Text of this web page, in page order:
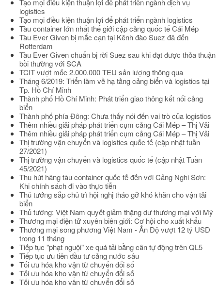
Tạo mọi điều kiện thuận lợi để phát triển ngành dịch vụ
logistics
Tạo mọi điều kiện thuận lợi để phát triển ngành logistics
Tàu container lớn nhất thế giới cập cảng quốc tế Cái Mép
Tàu Ever Given bị mắc cạn tại Kênh đào Suez đã đến
Rotterdam
Tàu Ever Given chuẩn bị rời Suez sau khi đạt được thỏa thuận
bồi thường với SCA
TCIT vượt mốc 2.000.000 TEU sản lượng thông qua
Tháng 6/2019: Triển lãm về hạ tầng cảng biển và logistics tại
Tp. Hồ Chí Minh
Thành phố Hồ Chí Minh: Phát triển giao thông kết nối cảng
biển
Thành phố phía Đông: Chưa thấy nói đến vai trò của logistics
Thêm nhiều giải pháp phát triển cụm cảng Cái Mép – Thị Vải
Thêm nhiều giải pháp phát triển cụm cảng Cái Mép – Thị Vải
Thị trường vận chuyển và logistics quốc tế (cập nhật tuần
27/2021)
Thị trường vận chuyển và logistics quốc tế (cập nhật Tuần
45/2021)
Thu hút hãng tàu container quốc tế đến với Cảng Nghi Sơn:
Khi chính sách đi vào thực tiễn
Thủ tướng sắp chủ trì hội nghị tháo gỡ khó khăn cho vận tải
biển
Thủ tướng: Việt Nam quyết giảm thặng dư thương mại với Mỹ
Thương mại điện tử xuyên biên giới: Cơ hội cho xuất khẩu
Thương mại song phương Việt Nam - Ấn Độ vượt 12 tỷ USD
trong 11 tháng
Tiếp tục "phạt nguội" xe quá tải bằng cân tự động trên QL5
Tiếp tục ưu tiên đầu tư cảng nước sâu
Tối ưu hóa kho vận từ chuyển đổi số
Tối ưu hóa kho vận từ chuyển đổi số
Tối ưu hóa kho vận từ chuyển đổi số